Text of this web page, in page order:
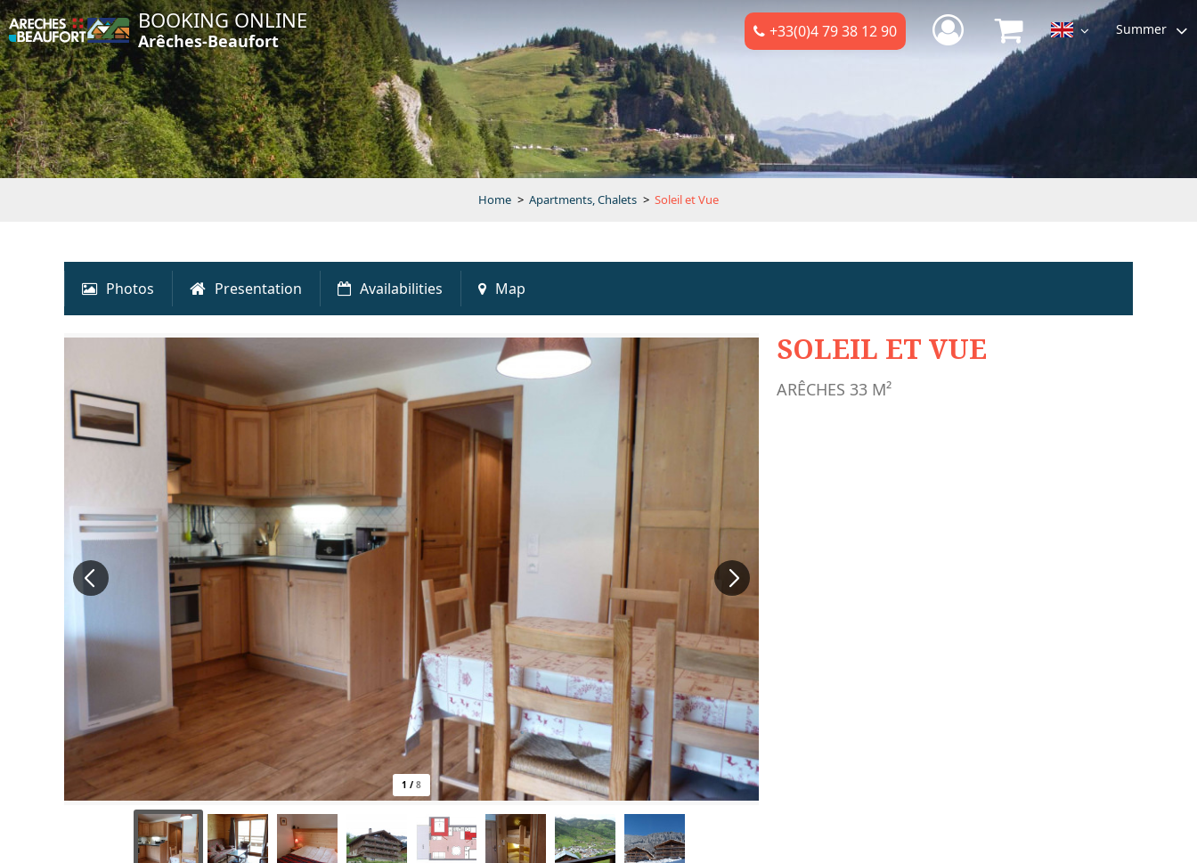
BOOKING ONLINE
Arêches-Beaufort +33(0)4 79 38 12 90 Summer
Home > Apartments, Chalets > Soleil et Vue
Photos Presentation Availabilities Map
1 / 8
SOLEIL ET VUE
ARÊCHES 33 M²